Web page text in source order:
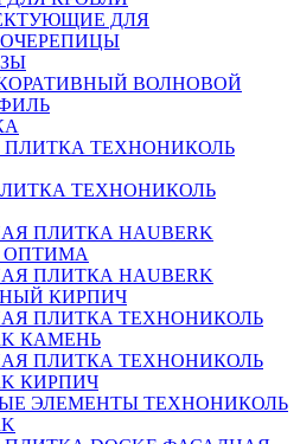
ДЛЯ
ВОЛНОВОЙ
ТЕХНОНИКОЛЬ
ПЛИТКА HAUBERK
ОПТИМА
ПЛИТКА HAUBERK
КИРПИЧ
ПЛИТКА ТЕХНОНИКОЛЬ
КАМЕНЬ
ПЛИТКА ТЕХНОНИКОЛЬ
КИРПИЧ
ЭЛЕМЕНТЫ ТЕХНОНИКОЛЬ